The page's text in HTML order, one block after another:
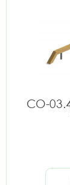
СО-